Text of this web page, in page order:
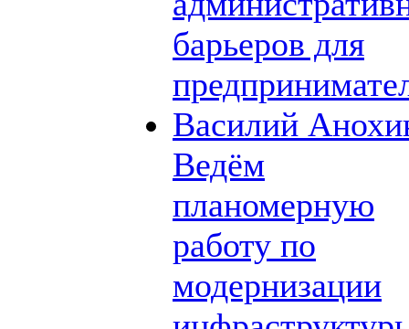
барьеров для
Василий
Ведём
планомерную
работу по
модернизации